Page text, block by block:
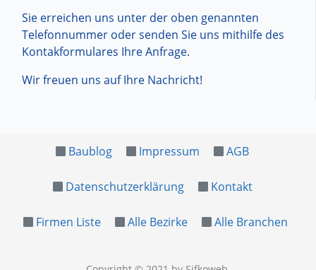
Sie erreichen uns unter der oben genannten
Telefonnummer oder senden Sie uns mithilfe des
Kontakformulares Ihre Anfrage.
Wir freuen uns auf Ihre Nachricht!
Baublog Impressum AGB
Datenschutzerklärung Kontakt
Firmen Liste Alle Bezirke Alle Branchen